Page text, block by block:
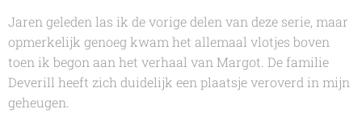
Jaren geleden las ik de vorige delen van deze serie, maar
opmerkelijk genoeg kwam het allemaal vlotjes boven
toen ik begon aan het verhaal van Margot. De familie
Deverill heeft zich duidelijk een plaatsje veroverd in mijn
geheugen.